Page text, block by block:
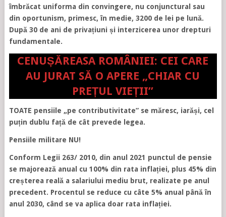
îmbrăcat uniforma din convingere, nu conjunctural sau
din oportunism, primesc, în medie, 3200 de lei pe lună.
După 30 de ani de privațiuni și interzicerea unor drepturi
fundamentale.
CENUȘĂREASA ROMÂNIEI: CEI CARE
AU JURAT SĂ O APERE „CHIAR CU
PREȚUL VIEȚII”
TOATE pensiile „pe contributivitate” se măresc, iarăși, cel
puțin dublu față de cât prevede legea.
Pensiile militare NU!
Conform Legii 263/ 2010, din anul 2021 punctul de pensie
se majorează anual cu 100% din rata inflației, plus 45% din
creșterea reală a salariului mediu brut, realizate pe anul
precedent. Procentul se reduce cu câte 5% anual până în
anul 2030, când se va aplica doar rata inflației.